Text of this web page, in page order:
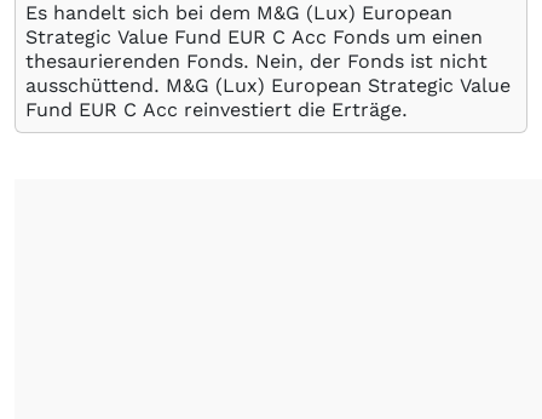
Es handelt sich bei dem M&G (Lux) European
Strategic Value Fund EUR C Acc Fonds um einen
thesaurierenden Fonds. Nein, der Fonds ist nicht
ausschüttend. M&G (Lux) European Strategic Value
Fund EUR C Acc reinvestiert die Erträge.